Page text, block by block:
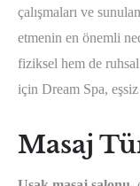
çalışmaları ve
etmenin en önemli
fiziksel hem de
için Dream Spa,
Masaj